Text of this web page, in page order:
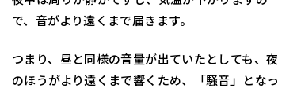
で、音がより遠くまで届きます。
つまり、昼と同様の音量が出ていたとしても、夜
のほうがより遠くまで響くため、「騒音」となっ